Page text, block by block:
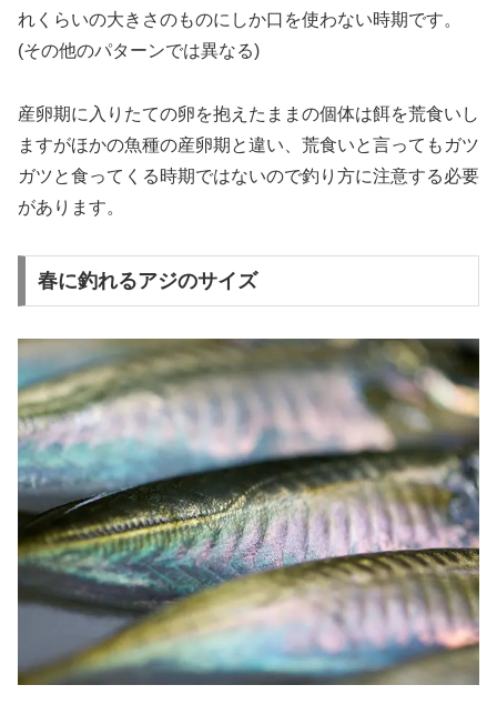
れくらいの大きさのものにしか口を使わない時期です。
(その他のパターンでは異なる)
産卵期に入りたての卵を抱えたままの個体は餌を荒食いし
ますがほかの魚種の産卵期と違い、荒食いと言ってもガツ
ガツと食ってくる時期ではないので釣り方に注意する必要
があります。
春に釣れるアジのサイズ